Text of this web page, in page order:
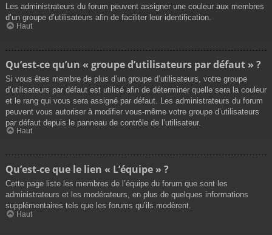
Les administrateurs du forum peuvent assigner une couleur aux membres
d’un groupe d’utilisateurs afin de faciliter leur identification.
Haut
Qu’est-ce qu’un « groupe d’utilisateurs par défaut » ?
Si vous êtes membre de plus d’un groupe d’utilisateurs, votre groupe
d’utilisateurs par défaut est utilisé afin de déterminer quelle sera la couleur
et le rang qui vous sera assigné par défaut. Les administrateurs du forum
peuvent vous autoriser à modifier vous-même votre groupe d’utilisateurs
par défaut depuis le panneau de contrôle de l’utilisateur.
Haut
Qu’est-ce que le lien « L’équipe » ?
Cette page liste les membres de l’équipe du forum que sont les
administrateurs et les modérateurs, en plus de quelques informations
supplémentaires tels que les forums qu’ils modèrent.
Haut